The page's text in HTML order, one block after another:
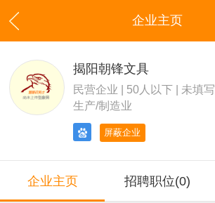
企业主页
揭阳朝锋文具
民营企业 | 50人以下 | 未填写
生产/制造业
屏蔽企业
企业主页 招聘职位(0)